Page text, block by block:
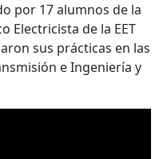
por 17 alumnos de la
Electricista de la EET
sus prácticas en las
e Ingeniería y